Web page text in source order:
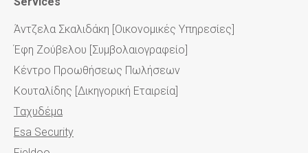
Άντζελα Σκαλιδάκη [Οικονομικές Υπηρεσίες]
Έφη Ζούβελου [Συμβολαιογραφείο]
Κέντρο Προωθήσεως Πωλήσεων
Κουταλίδης [Δικηγορική Εταιρεία]
Tαχυδέμα
Esa Security